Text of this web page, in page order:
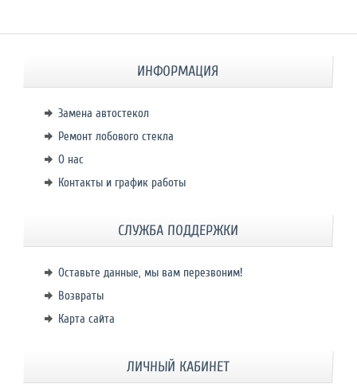
ИНФОРМАЦИЯ
Замена автостекол
Ремонт лобового стекла
О нас
Контакты и график работы
СЛУЖБА ПОДДЕРЖКИ
Оставьте данные, мы вам перезвоним!
Возвраты
Карта сайта
ЛИЧНЫЙ КАБИНЕТ